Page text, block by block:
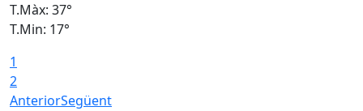
T.Màx: 37°
T.Min: 17°
1
2
AnteriorSegüent